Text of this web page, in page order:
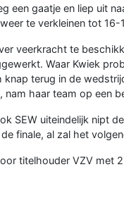
een gaatje en liep uit
te verkleinen tot 16-
veerkracht te
Waar Kwiek
terug in de
nam haar team op een
SEW uiteindelijk nipt
finale, al zal het
titelhouder VZV